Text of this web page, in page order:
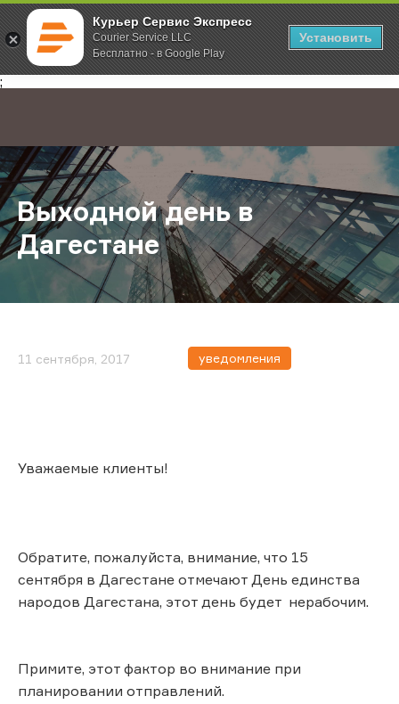
Курьер Сервис Экспресс
Courier Service LLC
Бесплатно - в Google Play
Установить
;
Главная О компании Новости Выходной день в Дагестане
Выходной день в
Дагестане
11 сентября, 2017 уведомления
Уважаемые клиенты!
Обратите, пожалуйста, внимание, что 15
сентября в Дагестане отмечают День единства
народов Дагестана, этот день будет нерабочим.
Примите, этот фактор во внимание при
планировании отправлений.